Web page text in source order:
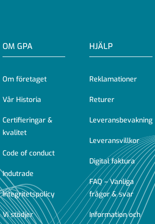
OM GPA
Om företaget
Vår Historia
Certifieringar &
kvalitet
Code of conduct
Indutrade
Integritetspolicy
Vi stödjer
HJÄLP
Reklamationer
Returer
Leveransbevakning
Leveransvillkor
Digital faktura
FAQ – Vanliga
frågor & svar
Information och